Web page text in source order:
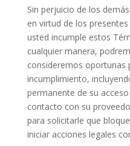
Sin perjuicio de los
en virtud de los
usted incumple estos
cualquier manera,
consideremos oportunas
incumplimiento,
permanente de su
contacto con su
para solicitarle que
iniciar acciones legales